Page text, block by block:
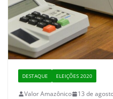
DESTAQUE ELEIÇÕES 2020
Valor Amazônico
13 de